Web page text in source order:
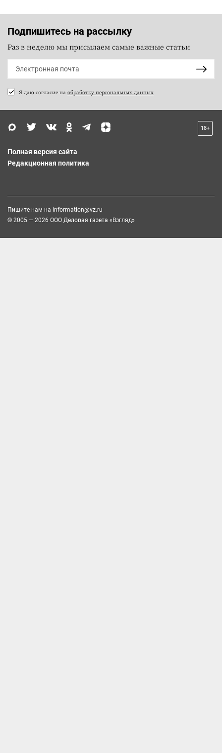
Подпишитесь на рассылку
Раз в неделю мы присылаем самые важные статьи
Я даю согласие на обработку персональных данных
18+
Полная версия сайта
Редакционная политика
Пишите нам на information@vz.ru
© 2005 — 2026 ООО Деловая газета «Взгляд»